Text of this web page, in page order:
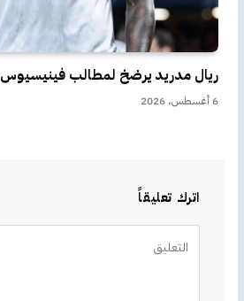
ريال مدريد يرضخ لمطالب فينيسيوس
6 أغسطس، 2026
اترك تعليقاً